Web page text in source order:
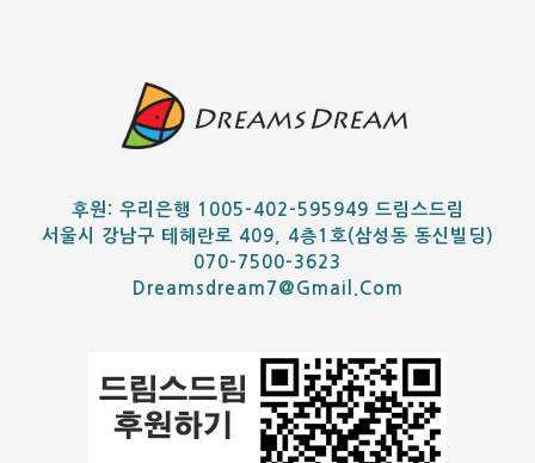
후원: 우리은행 1005-402-595949 드림스드림
서울시 강남구 테헤란로 409, 4층1호(삼성동 동신빌딩)
070-7500-3623
Dreamsdream7@gmail.com